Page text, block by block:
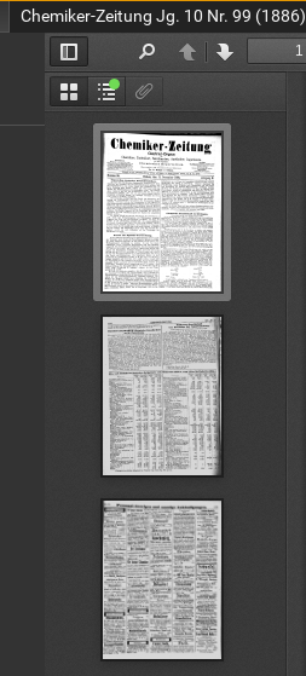
Chemiker-Zeitung Jg. 10 Nr. 99 (1886)